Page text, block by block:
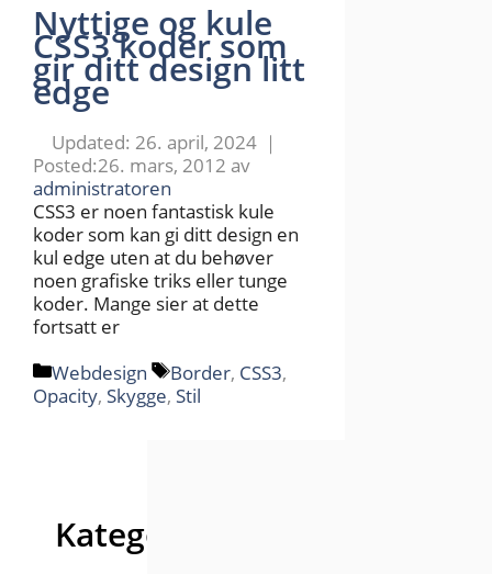
Nyttige og kule
CSS3 koder som
gir ditt design litt
edge
26. april, 2024
26. mars, 2012 av
administratoren
CSS3 er noen fantastisk kule
koder som kan gi ditt design en
kul edge uten at du behøver
noen grafiske triks eller tunge
koder. Mange sier at dette
fortsatt er
Kategorier
Webdesign Stikkord
Border, CSS3,
Opacity, Skygge, Stil
Kategorier